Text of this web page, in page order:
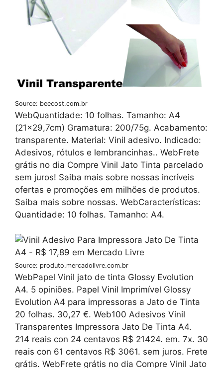
Source: beecost.com.br
WebQuantidade: 10 folhas. Tamanho: A4
(21×29,7cm) Gramatura: 200/75g. Acabamento:
transparente. Material: Vinil adesivo. Indicado:
Adesivos, rótulos e lembrancinhas.. WebFrete
grátis no dia Compre Vinil Jato Tinta parcelado
sem juros! Saiba mais sobre nossas incríveis
ofertas e promoções em milhões de produtos.
Saiba mais sobre nossas. WebCaracterísticas:
Quantidade: 10 folhas. Tamanho: A4.
Source: produto.mercadolivre.com.br
WebPapel Vinil jato de tinta Glossy Evolution
A4. 5 opiniões. Papel Vinil Imprimível Glossy
Evolution A4 para impressoras a Jato de Tinta
20 folhas. 30,27 €. Web100 Adesivos Vinil
Transparentes Impressora Jato De Tinta A4.
214 reais con 24 centavos R$ 21424. em. 7x. 30
reais con 61 centavos R$ 3061. sem juros. Frete
grátis. WebFrete grátis no dia Compre Vinil Jato